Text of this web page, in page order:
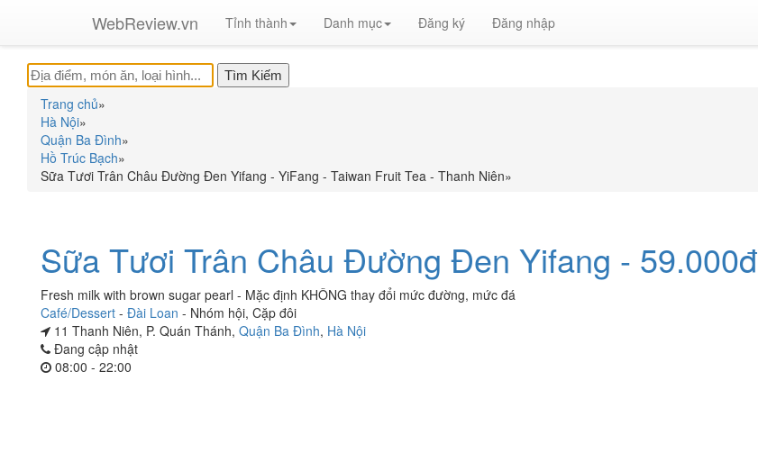
WebReview.vn Tỉnh thành Danh mục Đăng ký Đăng nhập
Trang chủ»
Hà Nội»
Quận Ba Đình»
Hồ Trúc Bạch»
Sữa Tươi Trân Châu Đường Đen Yifang - YiFang - Taiwan Fruit Tea - Thanh Niên»
Sữa Tươi Trân Châu Đường Đen Yifang - 59.000đ
Fresh milk with brown sugar pearl - Mặc định KHÔNG thay đổi mức đường, mức đá
Café/Dessert - Đài Loan - Nhóm hội, Cặp đôi
11 Thanh Niên, P. Quán Thánh, Quận Ba Đình, Hà Nội
Đang cập nhật
08:00 - 22:00